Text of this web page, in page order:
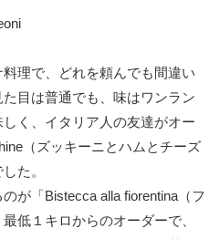
理で、どれを頼んでも間違い
目は普通でも、味はワンラン
く、イタリア人の友達がオー
（ズッキーニとハムとチーズ
た。
が「Bistecca alla fiorentina（フ
低１キロからのオーダーで、